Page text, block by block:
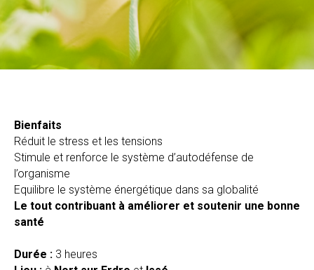
Bienfaits
Réduit le stress et les tensions
Stimule et renforce le système d’autodéfense de
l’organisme
Equilibre le système énergétique dans sa globalité
Le tout contribuant à améliorer et soutenir une bonne
santé
Durée : 3 heures